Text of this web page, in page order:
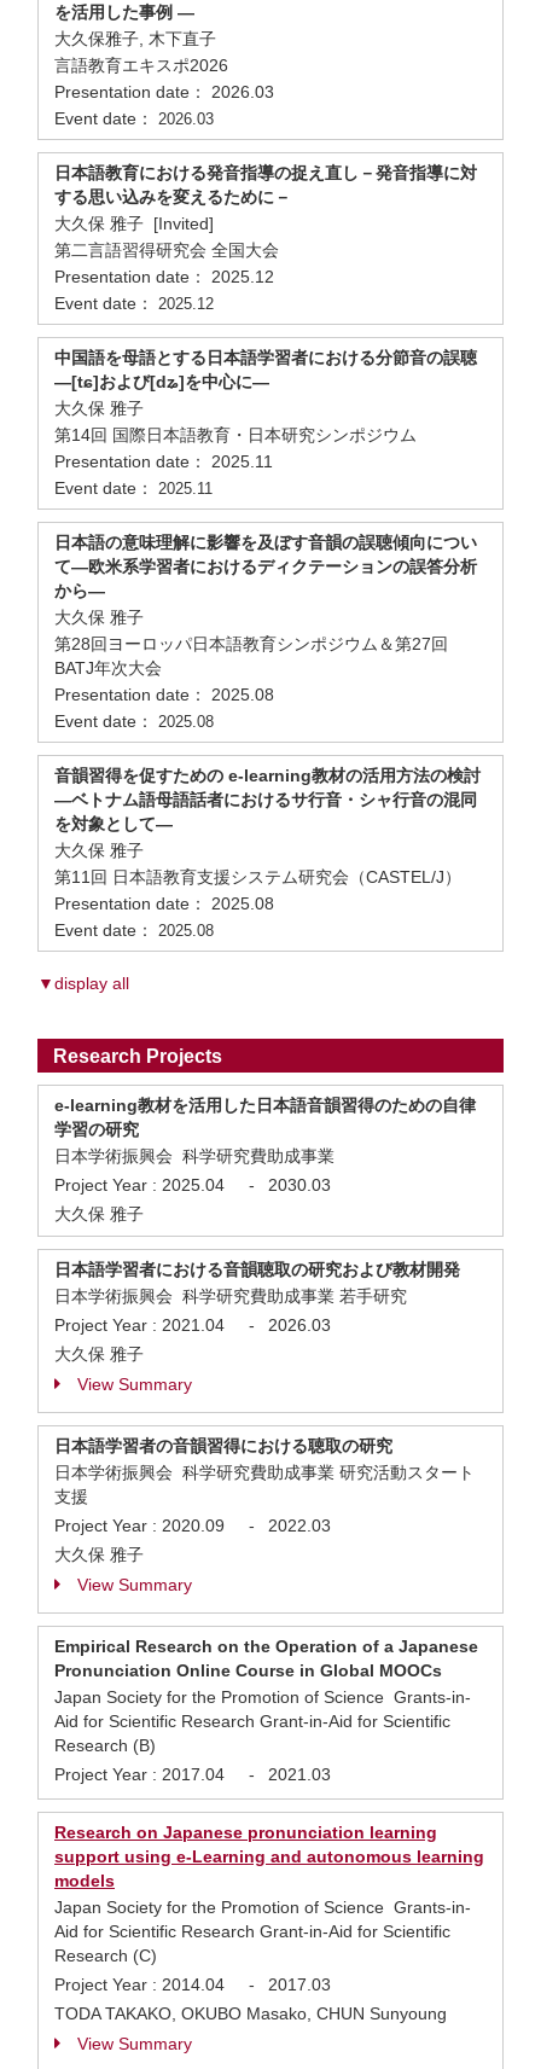
を活用した事例 ―
大久保雅子, 木下直子
言語教育エキスポ2026
Presentation date： 2026.03
Event date： 2026.03
日本語教育における発音指導の捉え直し－発音指導に対
する思い込みを変えるために－
大久保 雅子 [Invited]
第二言語習得研究会 全国大会
Presentation date： 2025.12
Event date： 2025.12
中国語を母語とする日本語学習者における分節音の誤聴
―[tɕ]および[dʑ]を中心に―
大久保 雅子
第14回 国際日本語教育・日本研究シンポジウム
Presentation date： 2025.11
Event date： 2025.11
日本語の意味理解に影響を及ぼす音韻の誤聴傾向につい
て―欧米系学習者におけるディクテーションの誤答分析
から―
大久保 雅子
第28回ヨーロッパ日本語教育シンポジウム＆第27回
BATJ年次大会
Presentation date： 2025.08
Event date： 2025.08
音韻習得を促すための e-learning教材の活用方法の検討
―ベトナム語母語話者におけるサ行音・シャ行音の混同
を対象として―
大久保 雅子
第11回 日本語教育支援システム研究会（CASTEL/J）
Presentation date： 2025.08
Event date： 2025.08
▼display all
Research Projects
e-learning教材を活用した日本語音韻習得のための自律
学習の研究
日本学術振興会 科学研究費助成事業
Project Year : 2025.04 -
2030.03
大久保 雅子
日本語学習者における音韻聴取の研究および教材開発
日本学術振興会 科学研究費助成事業 若手研究
Project Year : 2021.04 -
2026.03
大久保 雅子
View Summary
日本語学習者の音韻習得における聴取の研究
日本学術振興会 科学研究費助成事業 研究活動スタート
支援
Project Year : 2020.09 -
2022.03
大久保 雅子
View Summary
Empirical Research on the Operation of a Japanese
Pronunciation Online Course in Global MOOCs
Japan Society for the Promotion of Science Grants-in-
Aid for Scientific Research Grant-in-Aid for Scientific
Research (B)
Project Year : 2017.04 - 2021.03
Research on Japanese pronunciation learning
support using e-Learning and autonomous learning
models
Japan Society for the Promotion of Science Grants-in-
Aid for Scientific Research Grant-in-Aid for Scientific
Research (C)
Project Year : 2014.04 -
2017.03
TODA TAKAKO, OKUBO Masako, CHUN Sunyoung
View Summary